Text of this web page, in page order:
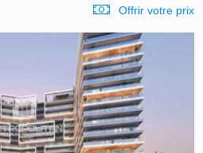
Offrir votre prix